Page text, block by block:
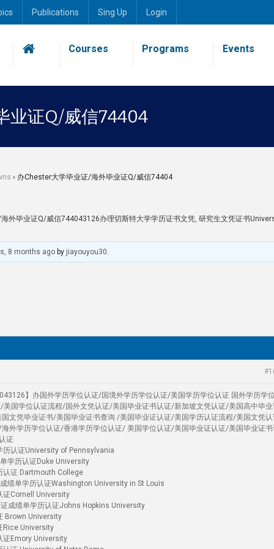
Publications Sing Up Login
Courses Programs Events
业证Q/威信74404
› 办Chester大学毕业证/海外毕业证Q/威信74404
外毕业证Q/威信744043126办理切斯特大学学历证书文凭, 研究生文凭证书
8 months ago by jiayouyou30.
】办国外学历学位认证/国境外学历学位认证/美国学历学位认证 国外学历学
国学位认证流程/国外文凭认证/美国毕业证书认证/新加坡文凭认证/美国高中毕
文凭毕业证书/美国毕业证书查询 /美国毕业证认证/美国学历认证流程/美国文凭
外学历学位认证/香港学历学位认证/ 美国学位认证/美国毕业证认证/美国毕业证
证
历认证University of Pennsylvania
学历认证Duke University
认证 Dartmouth College
绩单学历认证Washington University in St Louis
证Cornell University
成绩单学历认证Johns Hopkins University
Brown University
Rice University
证Emory University